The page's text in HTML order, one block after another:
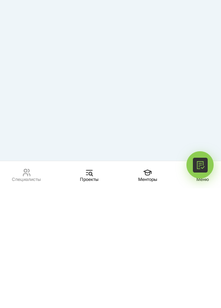
Специалисты Проекты Менторы Меню